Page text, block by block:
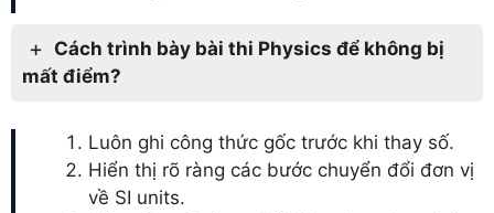
Cách trình bày bài thi Physics để không bị
mất điểm?
Luôn ghi công thức gốc trước khi thay số.
Hiển thị rõ ràng các bước chuyển đổi đơn vị
về SI units.